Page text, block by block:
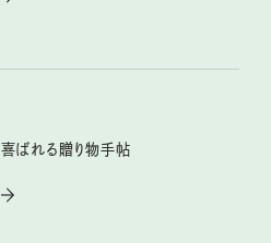
喜ばれる贈り物手帖